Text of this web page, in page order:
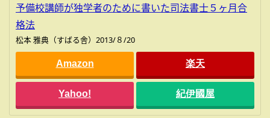
予備校講師が独学者のために書いた司法書士５ヶ月合
格法
松本 雅典（すばる舎）2013/８/20
Amazon 楽天
Yahoo! 紀伊國屋